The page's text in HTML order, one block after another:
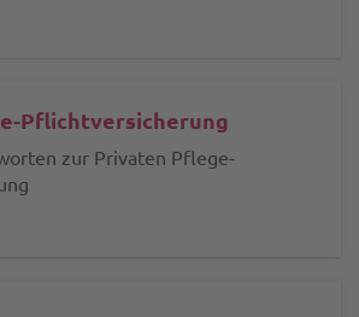
Pflichtversicherung
zur Privaten Pflege-